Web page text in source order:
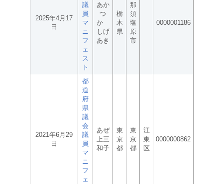
2025年4月17
日
議
員
マ
ニ
フ
ェ
ス
ト
あか
つ
か
しげ
あき
栃
木
県
那
須
塩
原
市
0000001186
2021年6月29
日
都
道
府
県
議
会
議
員
マ
ニ
フ
ェ
あぜ
上三
和子
東
京
都
東
京
都
江
東
区
0000000862